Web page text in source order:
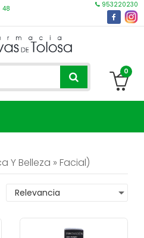
48
953220230
0
Y Belleza » Facial)